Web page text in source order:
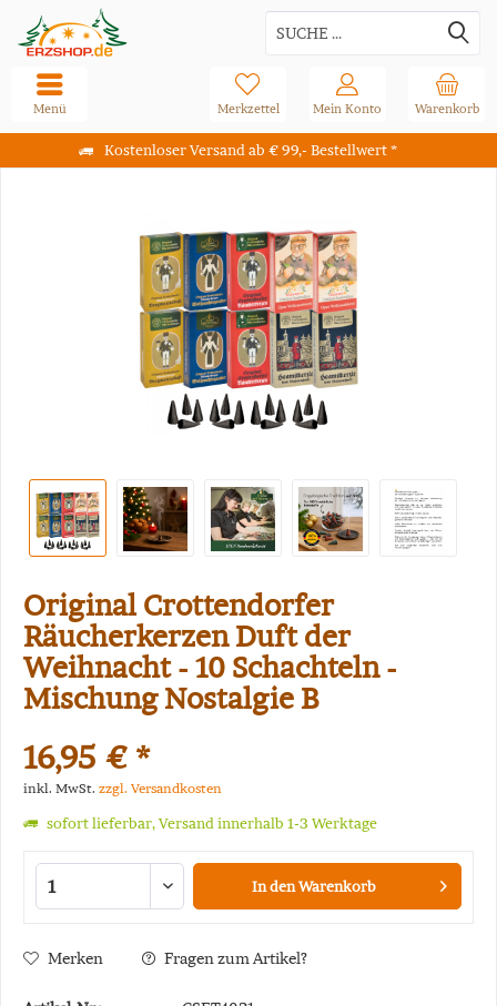
Kostenloser Versand ab € 99,- Bestellwert *
Warenkorb
Merkzettel Mein Konto
Menü
Original Crottendorfer
Räucherkerzen Duft der
Weihnacht - 10 Schachteln -
Mischung Nostalgie B
16,95 € *
inkl. MwSt. zzgl. Versandkosten
sofort lieferbar, Versand innerhalb 1-3 Werktage
In denWarenkorb
Merken Fragen zum Artikel?